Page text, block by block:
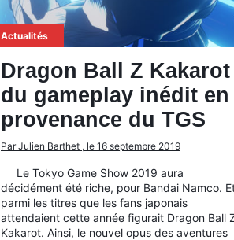
Actualités
Dragon Ball Z Kakarot
du gameplay inédit en
provenance du TGS
Par Julien Barthet , le 16 septembre 2019
Le Tokyo Game Show 2019 aura
décidément été riche, pour Bandai Namco.
parmi les titres que les fans japonais
attendaient cette année figurait Dragon Ball
Kakarot. Ainsi, le nouvel opus des aventures